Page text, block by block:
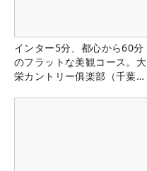
インター5分、都心から60分
のフラットな美観コース。大
栄カントリー俱楽部（千葉